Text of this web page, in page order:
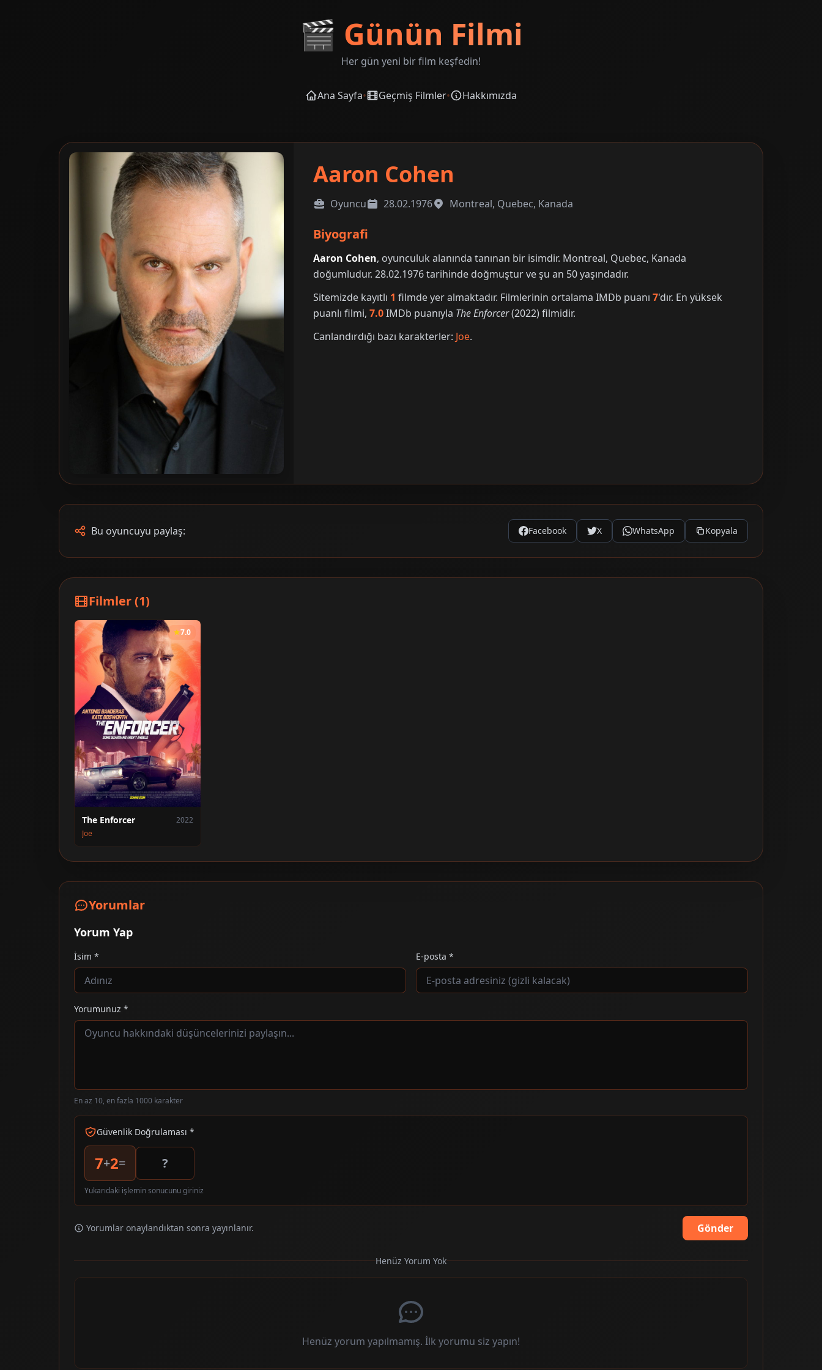
🎬 Günün Filmi
Her gün yeni bir film keşfedin!
Ana Sayfa• Geçmiş Filmler• Hakkımızda
Aaron Cohen
Oyuncu 28.02.1976 Montreal, Quebec, Kanada
Biyografi
Aaron Cohen, oyunculuk alanında tanınan bir isimdir. Montreal, Quebec, Kanada
doğumludur. 28.02.1976 tarihinde doğmuştur ve şu an 50 yaşındadır.
Sitemizde kayıtlı 1 filmde yer almaktadır. Filmlerinin ortalama IMDb puanı7'dır. En yüksek
puanlı filmi,7.0IMDb puanıyla The Enforcer(2022) filmidir.
Canlandırdığı bazı karakterler: Joe.
Bu oyuncuyu paylaş: Facebook X WhatsApp Kopyala
Filmler (1)
7.0
The Enforcer
2022
Joe
Yorumlar
Yorum Yap
İsim * E-posta *
Yorumunuz *
En az 10, en fazla 1000 karakter
Güvenlik Doğrulaması *
7+2=
Yukarıdaki işlemin sonucunu giriniz
Yorumlar onaylandıktan sonra yayınlanır. Gönder
Henüz Yorum Yok
Henüz yorum yapılmamış. İlk yorumu siz yapın!